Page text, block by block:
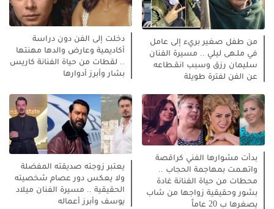
من طفل صغير بريء إلى عامل
في ملـهى ليلي .. مسيرة الفنان
سليمان رزق وسبب انقـطاعه
عن الفن لفترة طويلة
دخلت إلى الفن دون دراسة
أكاديمية وعارض والدها مهنتها
.. لقطات من حياة الفنانة كاريس
بشار وأبرز أدوارها
بدأت مشوارها الفني كراقصة
واتهـمت بمهاجمة الحجاب ..
محطات من حياة الفنانة غادة
بشور وحقيقية زواجها من شاب
يصغرها ب 20 عاماً
يعتبر زوجته صديقته المفضلة
ولا يعكس دور عصام شخصيته
الحقيقية .. مسيرة الفنان ميلاد
يوسف وأبرز أعماله